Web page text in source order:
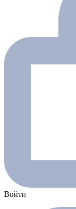
Войти